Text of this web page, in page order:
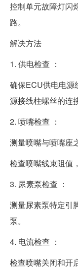
控制单元故障灯闪
路。
解决方法
1. 供电检查 ：
确保ECU供电电源
源接线柱螺丝的连
2. 喷嘴检查 ：
测量喷嘴与喷嘴座
检查喷嘴线束阻值
3. 尿素泵检查 ：
测量尿素泵特定引
泵。
4. 电流检查 ：
检查喷嘴关闭和开